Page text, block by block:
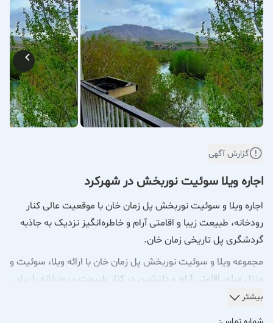
گزارش آگهی
اجاره ویلا سوئیت نوربخش در شهركرد
اجاره ویلا و سوئیت نوربخش پل زمان خان با موقعیت عالی کنار
رودخانه، طبیعت زیبا و اقامتی آرام و خاطره‌انگیز نزدیک به جاذبه
گردشگری پل تاریخی زمان خان.
مجموعه ویلا و سوئیت نوربخش پل زمان خان با ارائه ویلا، سوئیت و
منزل مبله، اقامتی آرام و دلنشین در کنار طبیعت و رودخانه را برای
خانواده‌ها و گروه‌های دوستانه فراهم می‌کند.
بیشتر